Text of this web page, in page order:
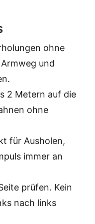
ohne
und
2 Metern auf die
ohne
für Ausholen,
immer an
prüfen. Kein
nach links